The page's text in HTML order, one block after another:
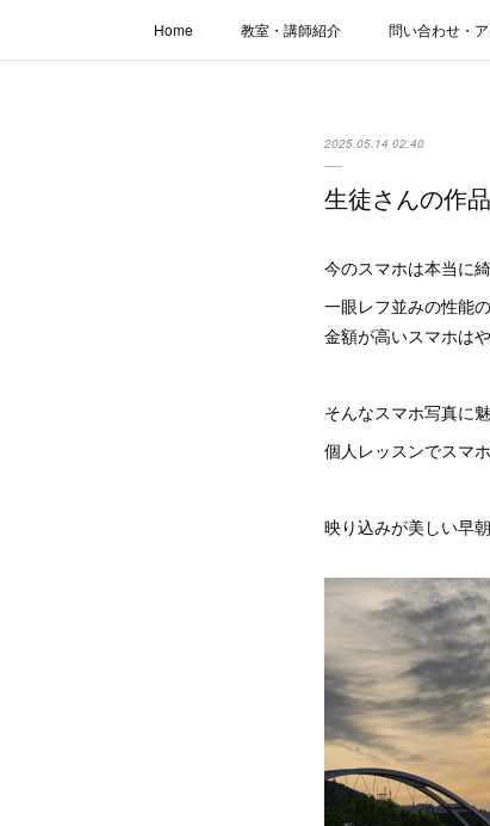
Home 教室・講師紹介 問い合わせ・
2025.05.14 02:40
生徒さんの作
今のスマホは本当に
一眼レフ並みの性能
金額が高いスマホは
そんなスマホ写真に
個人レッスンでスマ
映り込みが美しい早